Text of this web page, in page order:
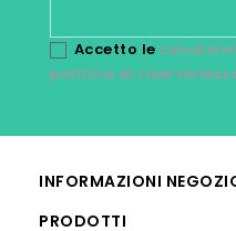
Accetto le
politica di
INFORMAZIONI
PRODOTTI